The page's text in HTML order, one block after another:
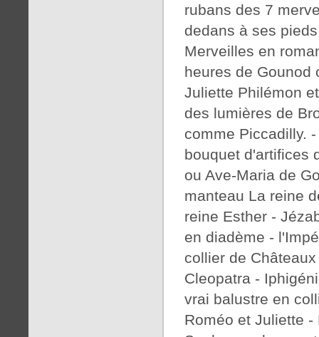
rubans des 7
dedans à ses
Merveilles en
heures de Gounod
Juliette Philémon
des lumières de
comme Piccadilly.
bouquet d'artifices
ou Ave-Maria de
manteau La reine
reine Esther -
en diadème -
collier de
Cleopatra -
vrai balustre en
Roméo et Juliette